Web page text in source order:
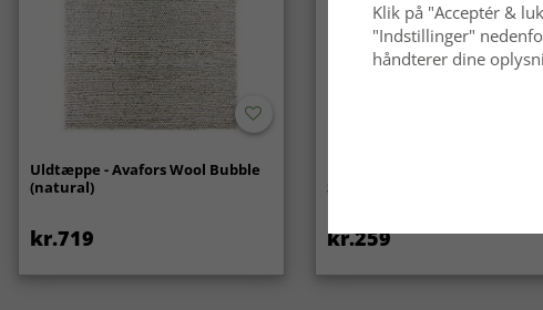
Uldtæppe - Avafors Wool Bubble
(natural)
kr.719
Soft Fur (beige)
kr.259
Klik på "Acceptér &
"Indstillinger"
håndterer dine